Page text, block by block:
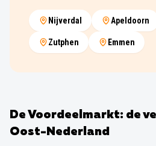
Nijverdal Apeldoorn
Zutphen Emmen
De Voordeelmarkt: de
Oost-Nederland